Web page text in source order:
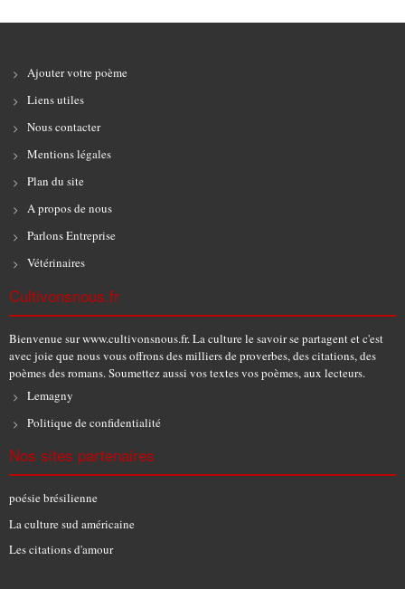
Ajouter votre poème
Liens utiles
Nous contacter
Mentions légales
Plan du site
A propos de nous
Parlons Entreprise
Vétérinaires
Cultivonsnous.fr
Bienvenue sur www.cultivonsnous.fr. La culture le savoir se partagent et c'est
avec joie que nous vous offrons des milliers de proverbes, des citations, des
poèmes des romans. Soumettez aussi vos textes vos poèmes, aux lecteurs.
Lemagny
Politique de confidentialité
Nos sites partenaires
poésie brésilienne
La culture sud américaine
Les citations d'amour